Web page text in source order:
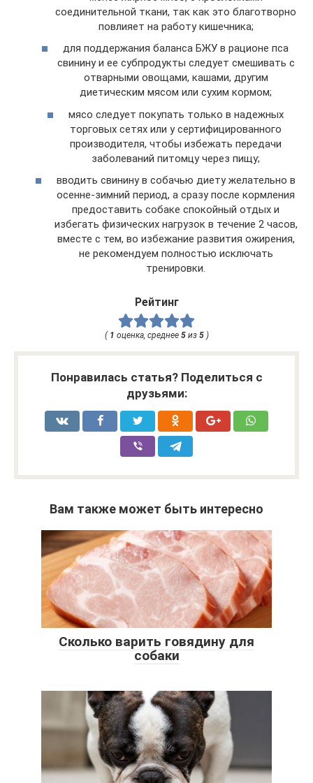
соединительной ткани, так как это благотворно
повлияет на работу кишечника;
для поддержания баланса БЖУ в рационе пса
свинину и ее субпродукты следует смешивать с
отварными овощами, кашами, другим
диетическим мясом или сухим кормом;
мясо следует покупать только в надежных
торговых сетях или у сертифицированного
производителя, чтобы избежать передачи
заболеваний питомцу через пищу;
вводить свинину в собачью диету желательно в
осенне-зимний период, а сразу после кормления
предоставить собаке спокойный отдых и
избегать физических нагрузок в течение 2 часов,
вместе с тем, во избежание развития ожирения,
не рекомендуем полностью исключать
тренировки.
Рейтинг
( 1 оценка, среднее 5из 5)
Понравилась статья? Поделиться с
друзьями:
Вам также может быть интересно
Сколько варить говядину для
собаки